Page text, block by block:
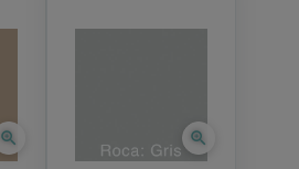
zoom_in zoom_in